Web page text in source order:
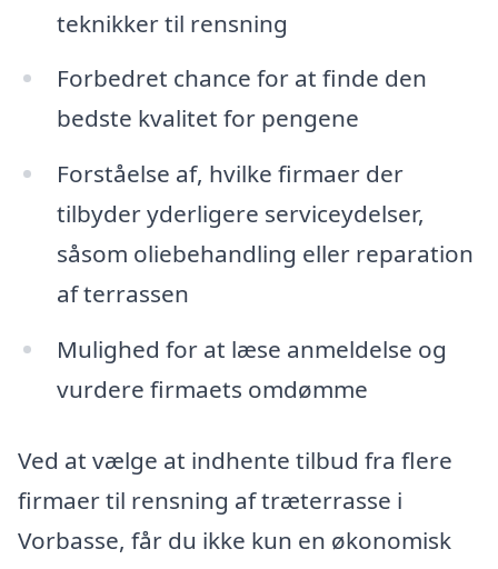
teknikker til rensning
Forbedret chance for at finde den
bedste kvalitet for pengene
Forståelse af, hvilke firmaer der
tilbyder yderligere serviceydelser,
såsom oliebehandling eller reparation
af terrassen
Mulighed for at læse anmeldelse og
vurdere firmaets omdømme
Ved at vælge at indhente tilbud fra flere
firmaer til rensning af træterrasse i
Vorbasse, får du ikke kun en økonomisk